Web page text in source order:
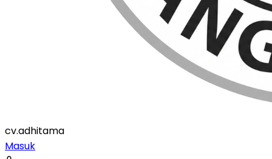
cv.adhitama
Masuk